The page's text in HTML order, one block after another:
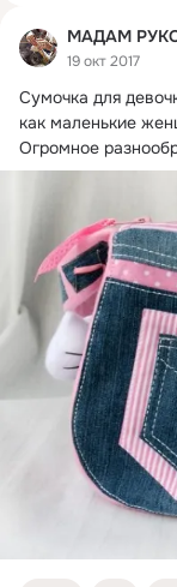
МАДАМ
19 окт 2017
Сумочка для
как маленькие
Огромное